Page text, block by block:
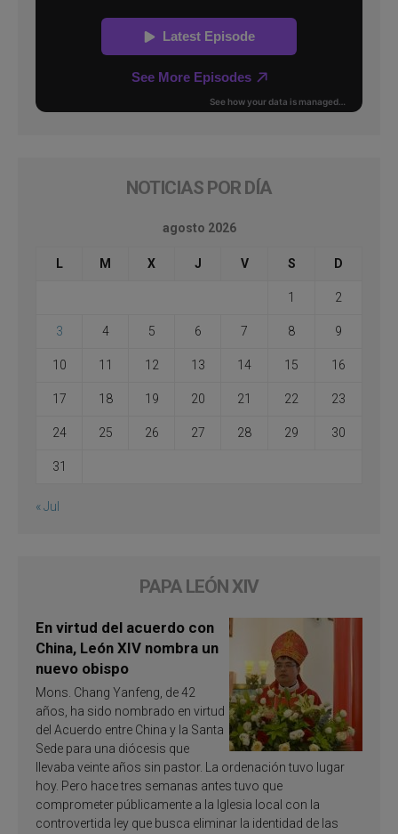
NOTICIAS POR DÍA
agosto 2026
L M X J V S D
1 2
3 4 5 6 7 8 9
10 11 12 13 14 15 16
17 18 19 20 21 22 23
24 25 26 27 28 29 30
31
« Jul
PAPA LEÓN XIV
En virtud del acuerdo con
China, León XIV nombra un
nuevo obispo
Mons. Chang Yanfeng, de 42
años, ha sido nombrado en virtud
del Acuerdo entre China y la Santa
Sede para una diócesis que
llevaba veinte años sin pastor. La ordenación tuvo lugar
hoy. Pero hace tres semanas antes tuvo que
comprometer públicamente a la Iglesia local con la
controvertida ley que busca eliminar la identidad de las